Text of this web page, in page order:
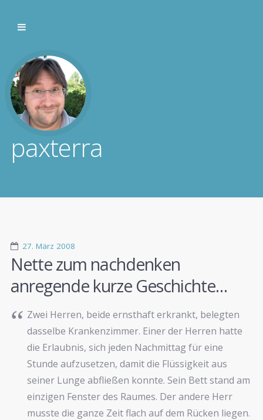
paxterra
27. März 2008
Nette zum nachdenken
anregende kurze Geschichte…
Zwei Herren, beide ernsthaft erkrankt, belegten
dasselbe Krankenzimmer. Einer der Herren hatte
die Erlaubnis, sich jeden Nachmittag für eine
Stunde aufzusetzen, damit die Flüssigkeit aus
seiner Lunge abfließen konnte. Sein Bett stand am
einzigen Fenster des Raumes. Der andere Herr
musste die ganze Zeit flach auf dem Rücken liegen.